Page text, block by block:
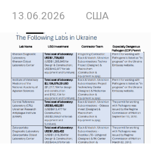
13.06.2026 США